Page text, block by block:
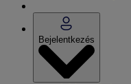
Bejelentkezés